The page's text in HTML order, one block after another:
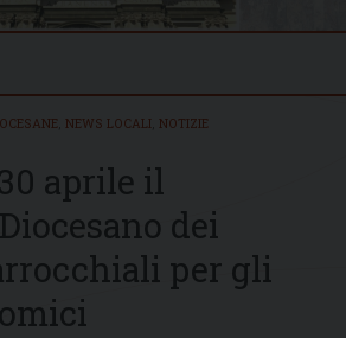
NEWS LOCALI NOTIZIE
aprile il
dei
per gli